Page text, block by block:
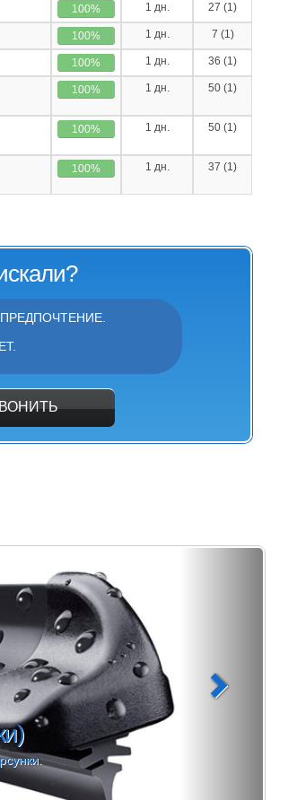
100% 1 дн. 27 (1)
100% 1 дн. 7 (1)
100% 1 дн. 36 (1)
100% 1 дн. 50 (1)
100% 1 дн. 50 (1)
100% 1 дн. 37 (1)
Formula
Motul 913C, 913D.